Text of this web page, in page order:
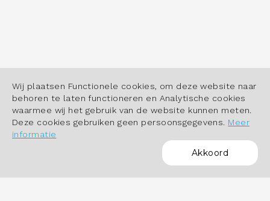
Wij plaatsen Functionele cookies, om deze website naar
behoren te laten functioneren en Analytische cookies
waarmee wij het gebruik van de website kunnen meten.
Deze cookies gebruiken geen persoonsgegevens. Meer
informatie
Akkoord
POWERED BY